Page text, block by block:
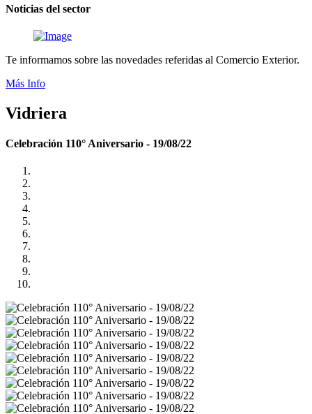
Noticias del sector
Te informamos sobre las novedades referidas al Comercio Exterior.
Más Info
Vidriera
Celebración 110° Aniversario - 19/08/22